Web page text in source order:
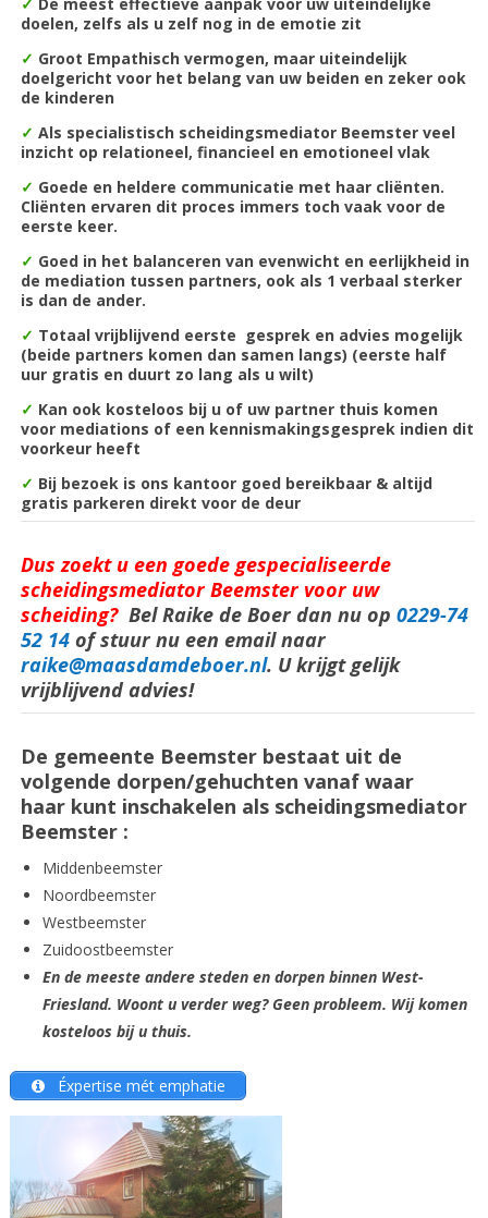
doelen, zelfs als u zelf nog in de emotie zit
✓ Groot Empathisch vermogen, maar uiteindelijk
doelgericht voor het belang van uw beiden en zeker ook
de kinderen
✓ Als specialistisch scheidingsmediator Beemster veel
inzicht op relationeel, financieel en emotioneel vlak
✓ Goede en heldere communicatie met haar cliënten.
Cliënten ervaren dit proces immers toch vaak voor de
eerste keer.
✓ Goed in het balanceren van evenwicht en eerlijkheid in
de mediation tussen partners, ook als 1 verbaal sterker
is dan de ander.
✓ Totaal vrijblijvend eerste gesprek en advies mogelijk
(beide partners komen dan samen langs) (eerste half
uur gratis en duurt zo lang als u wilt)
✓ Kan ook kosteloos bij u of uw partner thuis komen
voor mediations of een kennismakingsgesprek indien dit
voorkeur heeft
✓ Bij bezoek is ons kantoor goed bereikbaar & altijd
gratis parkeren direkt voor de deur
Dus zoekt u een goede gespecialiseerde
scheidingsmediator Beemster voor uw
scheiding?Bel Raike de Boer dan nu op 0229-74
52 14of stuur nu een email naar
raike@maasdamdeboer.nl. U krijgt gelijk
vrijblijvend advies!
De gemeente Beemster bestaat uit de
volgende dorpen/gehuchten vanaf waar
haar kunt inschakelen als scheidingsmediator
Beemster :
Middenbeemster
Noordbeemster
Westbeemster
Zuidoostbeemster
En de meeste andere steden en dorpen binnen West-
Friesland. Woont u verder weg? Geen probleem. Wij komen
kosteloos bij u thuis.
Éxpertise mét emphatie